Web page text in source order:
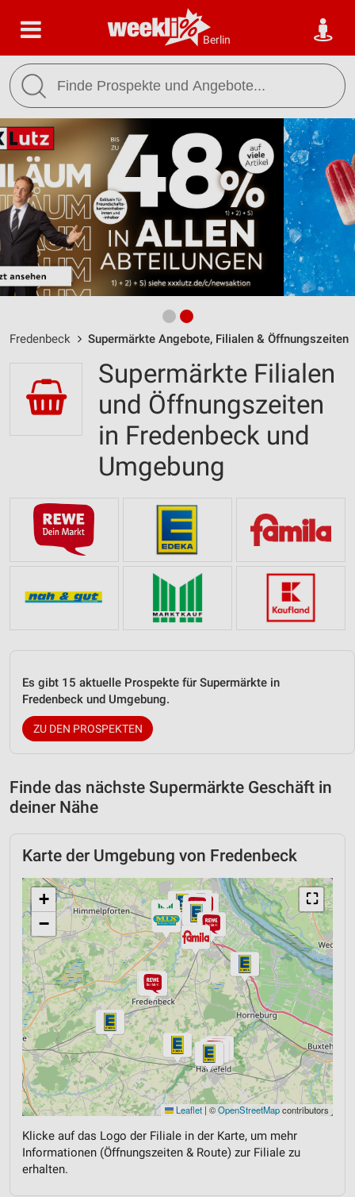
Berlin
Fredenbeck Supermärkte Angebote, Filialen & Öffnungszeiten
Supermärkte Filialen
und Öffnungszeiten
in Fredenbeck und
Umgebung
Es gibt 15 aktuelle Prospekte für Supermärkte in
Fredenbeck und Umgebung.
ZU DEN PROSPEKTEN
Finde das nächste Supermärkte Geschäft in
deiner Nähe
Karte der Umgebung von Fredenbeck
⛶
+
−
Leaflet | ©OpenStreetMapcontributors
Klicke auf das Logo der Filiale in der Karte, um mehr
Informationen (Öffnungszeiten & Route) zur Filiale zu
erhalten.